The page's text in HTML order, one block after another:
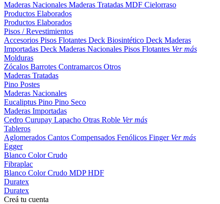
Maderas Nacionales Maderas Tratadas MDF Cielorraso
Productos Elaborados
Productos Elaborados
Pisos / Revestimientos
Accesorios Pisos Flotantes Deck Biosintético Deck Maderas
Importadas Deck Maderas Nacionales Pisos Flotantes Ver más
Molduras
Zócalos Barrotes Contramarcos Otros
Maderas Tratadas
Pino Postes
Maderas Nacionales
Eucaliptus Pino Pino Seco
Maderas Importadas
Cedro Curupay Lapacho Otras Roble Ver más
Tableros
Aglomerados Cantos Compensados Fenólicos Finger Ver más
Egger
Blanco ColorCrudo
Fibraplac
Blanco ColorCrudo MDPHDF
Duratex
Duratex
Creá tu cuenta